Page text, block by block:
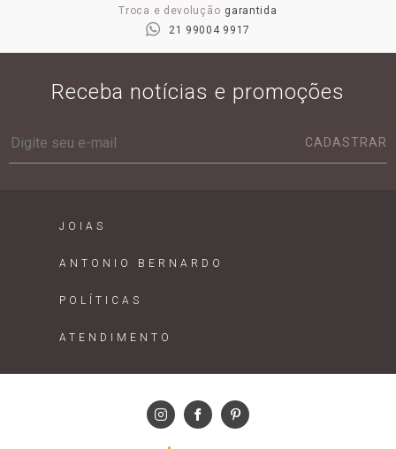
Troca e devolução garantida
21 99004 9917
Receba notícias e promoções
CADASTRAR
JOIAS
ANTONIO BERNARDO
POLÍTICAS
ATENDIMENTO